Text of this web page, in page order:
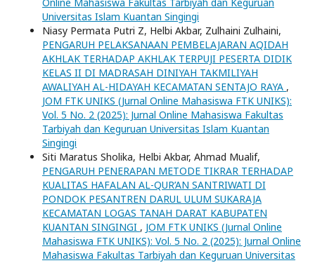
Online Mahasiswa Fakultas Tarbiyah dan Keguruan
Universitas Islam Kuantan Singingi
Niasy Permata Putri Z, Helbi Akbar, Zulhaini Zulhaini,
PENGARUH PELAKSANAAN PEMBELAJARAN AQIDAH
AKHLAK TERHADAP AKHLAK TERPUJI PESERTA DIDIK
KELAS II DI MADRASAH DINIYAH TAKMILIYAH
AWALIYAH AL-HIDAYAH KECAMATAN SENTAJO RAYA ,
JOM FTK UNIKS (Jurnal Online Mahasiswa FTK UNIKS):
Vol. 5 No. 2 (2025): Jurnal Online Mahasiswa Fakultas
Tarbiyah dan Keguruan Universitas Islam Kuantan
Singingi
Siti Maratus Sholika, Helbi Akbar, Ahmad Mualif,
PENGARUH PENERAPAN METODE TIKRAR TERHADAP
KUALITAS HAFALAN AL-QUR’AN SANTRIWATI DI
PONDOK PESANTREN DARUL ULUM SUKARAJA
KECAMATAN LOGAS TANAH DARAT KABUPATEN
KUANTAN SINGINGI , JOM FTK UNIKS (Jurnal Online
Mahasiswa FTK UNIKS): Vol. 5 No. 2 (2025): Jurnal Online
Mahasiswa Fakultas Tarbiyah dan Keguruan Universitas